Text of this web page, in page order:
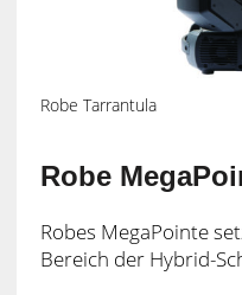
Robe Tarrantula
Robe
Robes MegaPointe
Bereich der Hybrid-